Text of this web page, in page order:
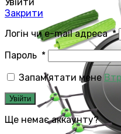
Закрити
Логін чи e-mail адреса*
Пароль *
Запам'ятати мене
Увійти
Ще немає аккаунту?